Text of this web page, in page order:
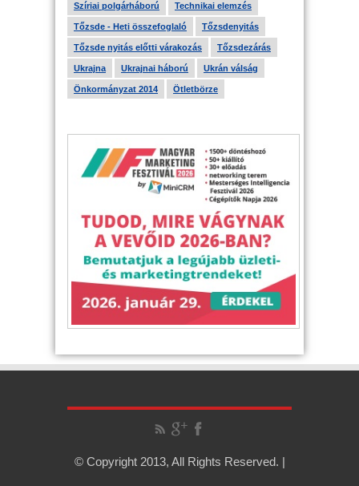
Szíriai polgárháború Technikai elemzés
Tőzsde - Heti összefoglaló Tőzsdenyitás
Tőzsde nyitás előtti várakozás Tőzsdezárás
Ukrajna Ukrajnai háború Ukrán válság
Önkormányzat 2014 Ötletbörze
© Copyright 2013, All Rights Reserved. |